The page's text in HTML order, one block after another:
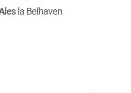
la Belhaven